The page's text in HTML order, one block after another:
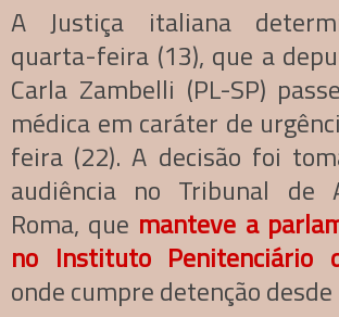
A Justiça italiana
quarta-feira (13), que a
Carla Zambelli (PL-SP)
médica em caráter de
feira (22). A decisão foi
audiência no Tribunal de
Roma, que manteve a
no Instituto Penitenciário
onde cumpre detenção